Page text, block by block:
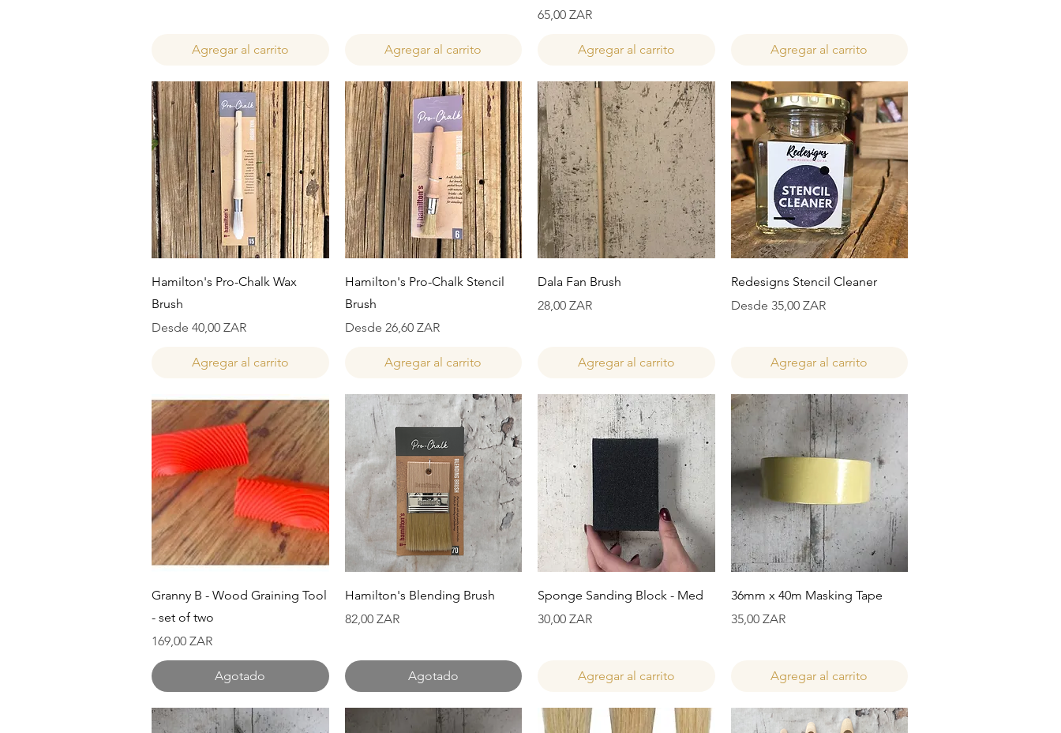
Agregar al carrito Agregar al carrito
Precio
65,00 ZAR
Agregar al carrito Agregar al carrito
Vista rápida
Hamilton's Pro-Chalk Wax
Brush
Desde 40,00 ZAR
Precio de oferta
Agregar al carrito
Vista rápida
Hamilton's Pro-Chalk Stencil
Brush
Desde 26,60 ZAR
Precio de oferta
Agregar al carrito
Vista rápida
Dala Fan Brush
Precio
28,00 ZAR
Agregar al carrito
Vista rápida
Redesigns Stencil Cleaner
Desde 35,00 ZAR
Precio de oferta
Agregar al carrito
Vista rápida
Granny B - Wood Graining Tool
- set of two
Precio
169,00 ZAR
Agotado
Vista rápida
Hamilton's Blending Brush
Precio
82,00 ZAR
Agotado
Vista rápida
Sponge Sanding Block - Med
Precio
30,00 ZAR
Agregar al carrito
Vista rápida
36mm x 40m Masking Tape
Precio
35,00 ZAR
Agregar al carrito